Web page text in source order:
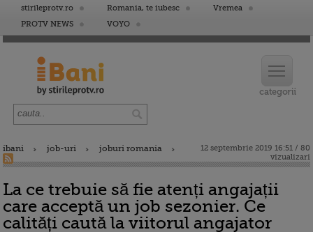
stirileprotv.ro Romania, te iubesc
Vremea
PROTV NEWS
VOYO
ibani job-uri joburi romania
12 septembrie 2019 16:51 / 80
vizualizari
La ce trebuie să fie atenți angajații
care acceptă un job sezonier. Ce
calități caută la viitorul angajator